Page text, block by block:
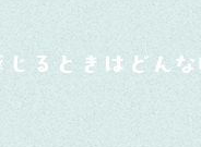
じるときはどんな